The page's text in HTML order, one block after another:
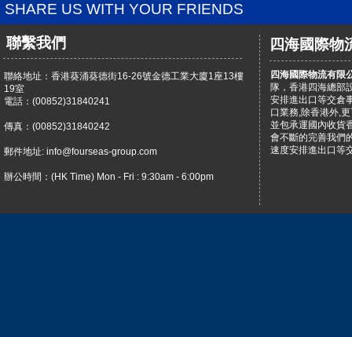
SHARE US WITH YOUR FRIENDS
聯絡地址：香港葵涌葵德街16-26號金德工業大廈1座13樓
19室
電話：(00852)31840241
傳真：(00852)31840242
郵件地址: info@fourseas-group.com
辦公時間：(HK Time) Mon - Fri : 9:30am - 6:00pm
聯繫我們 四海國際物
四海國際物流有限
隊，香港四海總部
安排進出口等交倉
口業務,除香港外,
並包承運國內收貨
會不斷的完善我們
速度安排進出口等